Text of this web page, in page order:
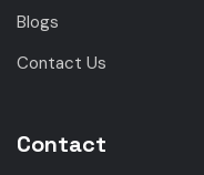
Blogs
Contact Us
Contact